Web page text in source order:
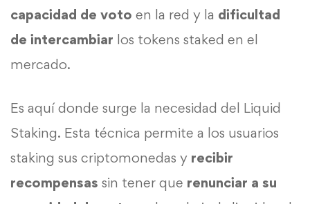
capacidad de voto en la red y la dificultad
de intercambiar los tokens staked en el
mercado.
Es aquí donde surge la necesidad del Liquid
Staking. Esta técnica permite a los usuarios
staking sus criptomonedas y recibir
recompensas sin tener que renunciar a su